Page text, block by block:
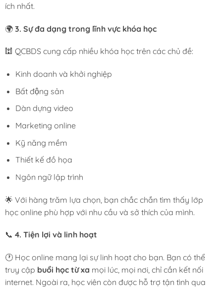
ích nhất.
🌍 3. Sự đa dạng trong lĩnh vực khóa học
🕍 QCBDS cung cấp nhiều khóa học trên các chủ đề:
Kinh doanh và khởi nghiệp
Bất động sản
Dàn dựng video
Marketing online
Kỹ năng mềm
Thiết kế đồ họa
Ngôn ngữ lập trình
🌟 Với hàng trăm lựa chọn, bạn chắc chắn tìm thấy lớp
học online phù hợp với nhu cầu và sở thích của mình.
📞 4. Tiện lợi và linh hoạt
🕐 Học online mang lại sự linh hoạt cho bạn. Bạn có thể
truy cập buổi học từ xa mọi lúc, mọi nơi, chỉ cần kết nối
internet. Ngoài ra, học viên còn được hỗ trợ tận tình qua